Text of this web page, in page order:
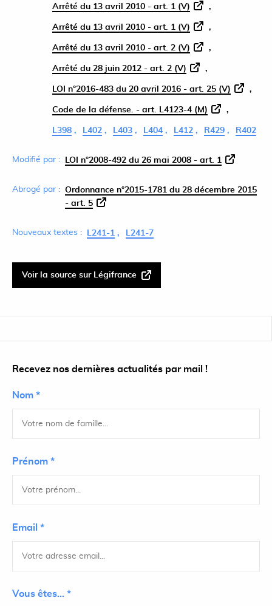
Arrêté du 13 avril 2010 - art. 1 (V)
Arrêté du 13 avril 2010 - art. 1 (V)
Arrêté du 13 avril 2010 - art. 2 (V)
Arrêté du 28 juin 2012 - art. 2 (V)
LOI n°2016-483 du 20 avril 2016 - art. 25 (V)
Code de la défense. - art. L4123-4 (M)
L398 L402 L403 L404 L412 R429 R402
Modifié par : LOI n°2008-492 du 26 mai 2008 - art. 1
Abrogé par : Ordonnance n°2015-1781 du 28 décembre 2015
- art. 5
Nouveaux textes : L241-1 L241-7
Voir la source sur Légifrance
Recevez nos dernières actualités par mail !
Nom *
Prénom *
Email *
Vous êtes... *